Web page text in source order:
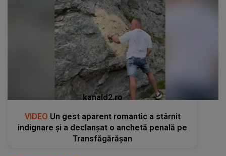
kanald2.ro
VIDEO Un gest aparent romantic a stârnit
indignare și a declanșat o anchetă penală pe
Transfăgărășan